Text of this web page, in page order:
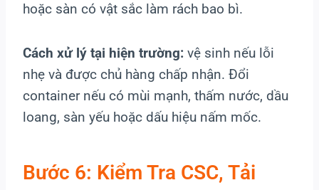
hoặc sàn có vật sắc làm rách bao bì.
Cách xử lý tại hiện trường: vệ sinh nếu lỗi
nhẹ và được chủ hàng chấp nhận. Đổi
container nếu có mùi mạnh, thấm nước, dầu
loang, sàn yếu hoặc dấu hiệu nấm mốc.
Bước 6: Kiểm Tra CSC, Tải